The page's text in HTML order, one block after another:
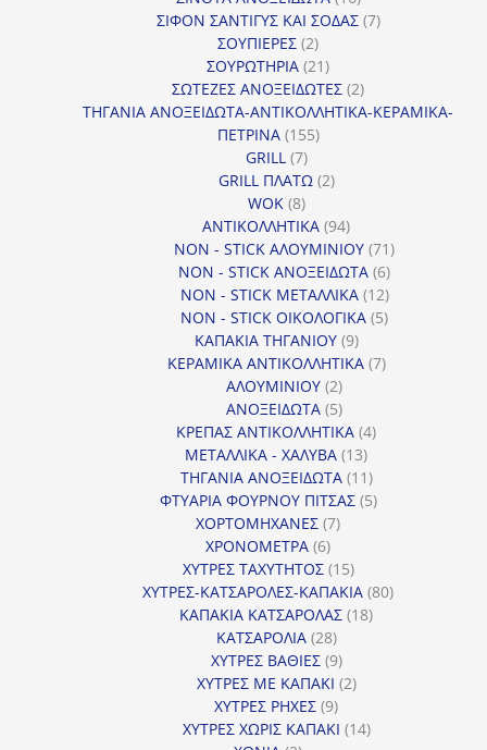
προϊόντα
ΣΙΦΟΝ ΣΑΝΤΙΓΥΣ ΚΑΙ ΣΟΔΑΣ 77
ΣΟΥΠΙΕΡΕΣ 22
προϊόντα
ΣΟΥΡΩΤΗΡΙΑ 2121
προϊόντα
ΣΩΤΕΖΕΣ ΑΝΟΞΕΙΔΩΤΕΣ 22
προϊόντα
ΤΗΓΑΝΙΑ ΑΝΟΞΕΙΔΩΤΑ-ΑΝΤΙΚΟΛΛΗΤΙΚΑ-ΚΕΡΑΜΙΚΑ-
ΠΕΤΡΙΝΑ 155155
GRILL 77
προϊόντα
GRILL ΠΛΑΤΩ 22
WOK 88
προϊόντα
ΑΝΤΙΚΟΛΛΗΤΙΚΑ 9494
προϊόντα
NON - STICK ΑΛΟΥΜΙΝΙΟΥ 7171
προϊόντα
NON - STICK ΑΝΟΞΕΙΔΩΤΑ 66
προϊόντα
NON - STICK ΜΕΤΑΛΛΙΚΑ 1212
προϊόντα
NON - STICK ΟΙΚΟΛΟΓΙΚΑ 55
ΚΑΠΑΚΙΑ ΤΗΓΑΝΙΟΥ 99
προϊόντα
ΚΕΡΑΜΙΚΑ ΑΝΤΙΚΟΛΛΗΤΙΚΑ 77
ΑΛΟΥΜΙΝΙΟΥ 22
προϊόντα
ΑΝΟΞΕΙΔΩΤΑ 55
προϊόντα
ΚΡΕΠΑΣ ΑΝΤΙΚΟΛΛΗΤΙΚΑ 44
ΜΕΤΑΛΛΙΚΑ - ΧΑΛΥΒΑ 1313
προϊόντα
ΤΗΓΑΝΙΑ ΑΝΟΞΕΙΔΩΤΑ 1111
προϊόντα
ΦΤΥΑΡΙΑ ΦΟΥΡΝΟΥ ΠΙΤΣΑΣ 55
ΧΟΡΤΟΜΗΧΑΝΕΣ 77
ΧΡΟΝΟΜΕΤΡΑ 66
προϊόντα
ΧΥΤΡΕΣ ΤΑΧΥΤΗΤΟΣ 1515
προϊόντα
ΧΥΤΡΕΣ-ΚΑΤΣΑΡΟΛΕΣ-ΚΑΠΑΚΙΑ 8080
ΚΑΠΑΚΙΑ ΚΑΤΣΑΡΟΛΑΣ 1818
ΚΑΤΣΑΡΟΛΙΑ 2828
προϊόντα
ΧΥΤΡΕΣ ΒΑΘΙΕΣ 99
προϊόντα
ΧΥΤΡΕΣ ΜΕ ΚΑΠΑΚΙ 22
ΧΥΤΡΕΣ ΡΗΧΕΣ 99
προϊόντα
ΧΥΤΡΕΣ ΧΩΡΙΣ ΚΑΠΑΚΙ 1414